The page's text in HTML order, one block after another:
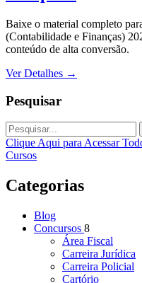
Baixe o material completo
(Contabilidade e Finanças)
conteúdo de alta conversão.
Ver Detalhes →
Pesquisar
Clique Aqui para Acessar
Cursos
Categorias
Blog
Concursos 8
Área Fiscal
Carreira Jurídica
Carreira Policial
Cartório